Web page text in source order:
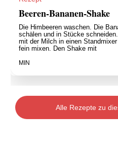
Beeren-Bananen-Shake
Die Himbeeren waschen. Die
schälen und in Stücke
mit der Milch in einen
fein mixen. Den Shake mit
MIN
Alle Rezepte zu